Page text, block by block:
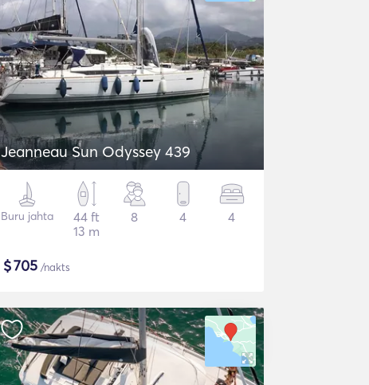
Jeanneau Sun Odyssey 439
Buru jahta
44 ft
13 m
8 4 4
$705 /nakts